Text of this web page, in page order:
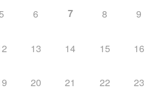
6 7 8 9
13 14 15 16
20 21 22 23